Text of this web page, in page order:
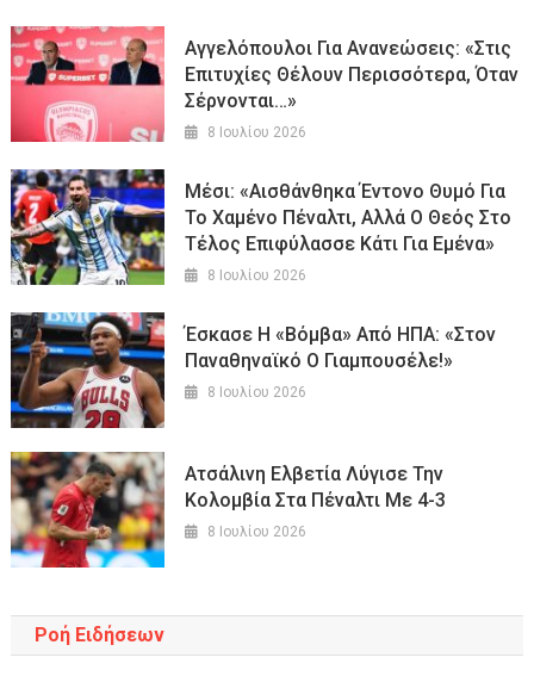
Αγγελόπουλοι Για Ανανεώσεις: «Στις
Επιτυχίες Θέλουν Περισσότερα, Όταν
Σέρνονται…»
8 Ιουλίου 2026
Μέσι: «Αισθάνθηκα Έντονο Θυμό Για
Το Χαμένο Πέναλτι, Αλλά Ο Θεός Στο
Τέλος Επιφύλασσε Κάτι Για Εμένα»
8 Ιουλίου 2026
Έσκασε Η «βόμβα» Από ΗΠΑ: «Στον
Παναθηναϊκό Ο Γιαμπουσέλε!»
8 Ιουλίου 2026
Ατσάλινη Ελβετία Λύγισε Την
Κολομβία Στα Πέναλτι Με 4-3
8 Ιουλίου 2026
Ροή Ειδήσεων